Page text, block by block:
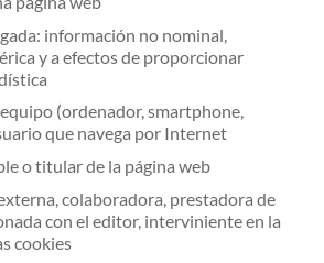
información no nominal,
y a efectos de proporcionar
(ordenador, smartphone,
que navega por Internet
o titular de la página web
colaboradora, prestadora de
con el editor, interviniente en la
cookies